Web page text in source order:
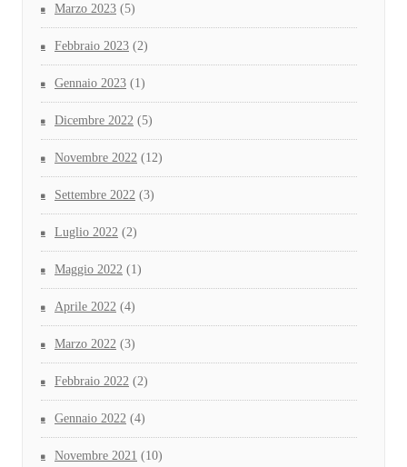
Marzo 2023 (5)
Febbraio 2023 (2)
Gennaio 2023 (1)
Dicembre 2022 (5)
Novembre 2022 (12)
Settembre 2022 (3)
Luglio 2022 (2)
Maggio 2022 (1)
Aprile 2022 (4)
Marzo 2022 (3)
Febbraio 2022 (2)
Gennaio 2022 (4)
Novembre 2021 (10)